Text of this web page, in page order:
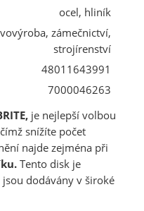
ocel, hliník
zámečnictví,
strojírenství
48011643991
7000046263
je nejlepší volbou
snížíte počet
najde zejména při
Tento disk je
jsou dodávány v široké